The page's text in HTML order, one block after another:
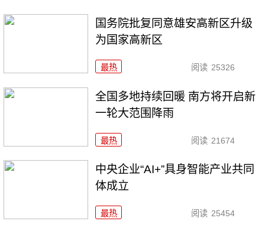
国务院批复同意雄安高新区升级
为国家高新区
最热 阅读 25326
全国多地持续回暖 南方将开启新
一轮大范围降雨
最热 阅读 21674
中央企业“AI+”具身智能产业共同
体成立
最热 阅读 25454